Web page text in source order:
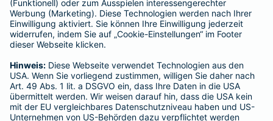
Haftpflichtversicherung
Hausratversicherung
Adresse ändern
Schaden melden
Kilometerstandsmeldung
Serviceübersicht